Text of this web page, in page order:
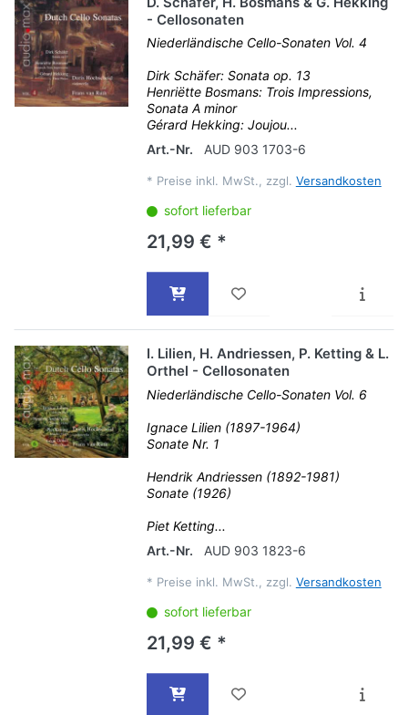
- Cellosonaten
Niederländische Cello-Sonaten Vol. 4
Dirk Schäfer: Sonata op. 13
Henriëtte Bosmans: Trois Impressions,
Sonata A minor
Gérard Hekking: Joujou...
Art.-Nr.
AUD 903 1703-6
* Preise inkl. MwSt., zzgl. Versandkosten
sofort lieferbar
21,99 € *
I. Lilien, H. Andriessen, P. Ketting & L.
Orthel - Cellosonaten
Niederländische Cello-Sonaten Vol. 6
Ignace Lilien (1897-1964)
Sonate Nr. 1
Hendrik Andriessen (1892-1981)
Sonate (1926)
Piet Ketting...
Art.-Nr.
AUD 903 1823-6
* Preise inkl. MwSt., zzgl. Versandkosten
sofort lieferbar
21,99 € *